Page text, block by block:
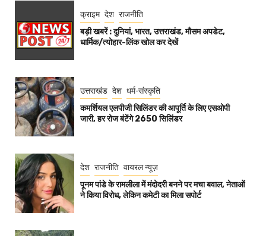
क्राइम देश राजनीति
बड़ी खबरें : दुनियां, भारत, उत्तराखंड, मौसम अपडेट,
धार्मिक/त्योहार-लिंक खोल कर देखें
उत्तराखंड देश धर्म-संस्कृति
कमर्शियल एलपीजी सिलिंडर की आपूर्ति के लिए एसओपी
जारी, हर रोज बंटेंगे 2650 सिलिंडर
देश राजनीति वायरल न्यूज़
पूनम पांडे के रामलीला में मंदोदरी बनने पर मचा बवाल, नेताओं
ने किया विरोध, लेकिन कमेटी का मिला सपोर्ट